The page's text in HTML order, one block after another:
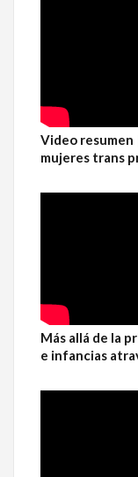
Video resumen
mujeres trans
Más allá de la
e infancias